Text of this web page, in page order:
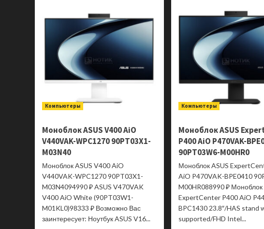
90LM0562-
B02170
VA249QGS
90LM02W1-
B01171
Компьютеры
Моноблок ASUS V400 AiO
V440VAK-WPC1270 90PT03X1-
M03N40
Моноблок ASUS V400 AiO
V440VAK-WPC1270 90PT03X1-
M03N4094990 ₽ ASUS V470VAK
V400 AiO White (90PT03W1-
M01KL0)98333 ₽ Возможно Вас
заинтересует: Ноутбук ASUS V16...
Компьютеры
Моноблок ASUS
P400 AiO P470VAK-
90PT03W6-M00HR0
Моноблок ASUS
AiO P470VAK-BPE0410
M00HR088990 ₽ Моноблок
ExpertCenter P400 AiO
BPC1430 23.8″/HAS stand
supported/FHD Intel...